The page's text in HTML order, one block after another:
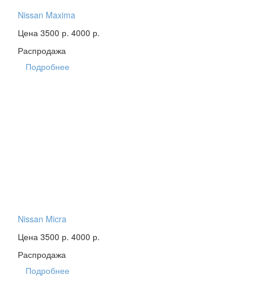
Nissan Maxima
Цена 3500 р. 4000 р.
Распродажа
Подробнее
Nissan Micra
Цена 3500 р. 4000 р.
Распродажа
Подробнее